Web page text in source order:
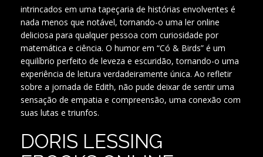
intrincados em uma tapeçaria de histórias envolventes é
nada menos que notável, tornando-o uma ler online
deliciosa para qualquer pessoa com curiosidade por
matemática e ciência. O humor em “Có & Birds” é um
equilíbrio perfeito de leveza e escuridão, tornando-o uma
experiência de leitura verdadeiramente única. Ao refletir
sobre a jornada de Edith, não pude deixar de sentir uma
sensação de empatia e compreensão, uma conexão com
suas lutas e triunfos.
DORIS LESSING